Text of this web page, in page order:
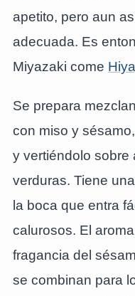
apetito, pero aun
adecuada. Es
Miyazaki come
Se prepara
con miso y
y vertiéndolo sobre
verduras. Tiene
la boca que entra
calurosos. El
fragancia del
se combinan para